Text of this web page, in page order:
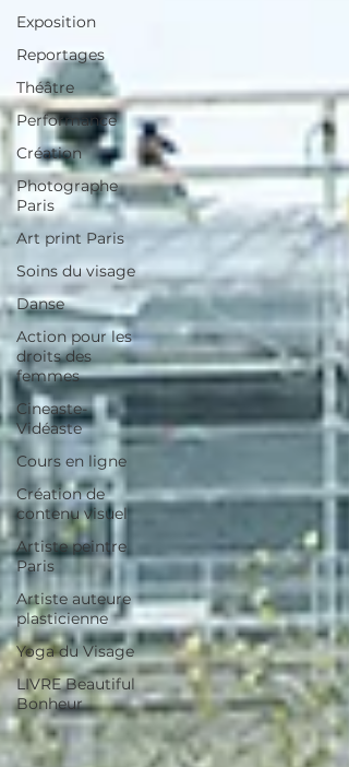
Exposition
Reportages
Théâtre
Performance
Création
Photographe
Paris
Art print Paris
Soins du visage
Danse
Action pour les
droits des
femmes
Cineaste-
Vidéaste
Cours en ligne
Création de
contenu visuel
Artiste peintre
Paris
Artiste auteure
plasticienne
Yoga du Visage
LIVRE Beautiful
Bonheur